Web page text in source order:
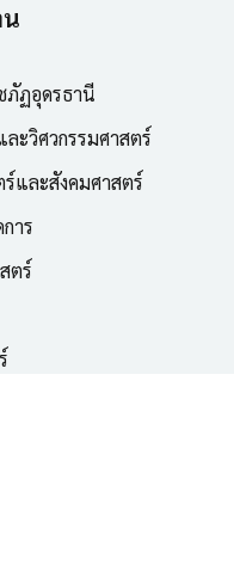
ภัฏอุดรธานี
ะวิศวกรรมศาสตร์
และสังคมศาสตร์
าร
ตร์